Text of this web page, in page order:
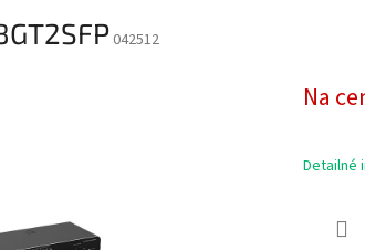
042512
Na
Detailné